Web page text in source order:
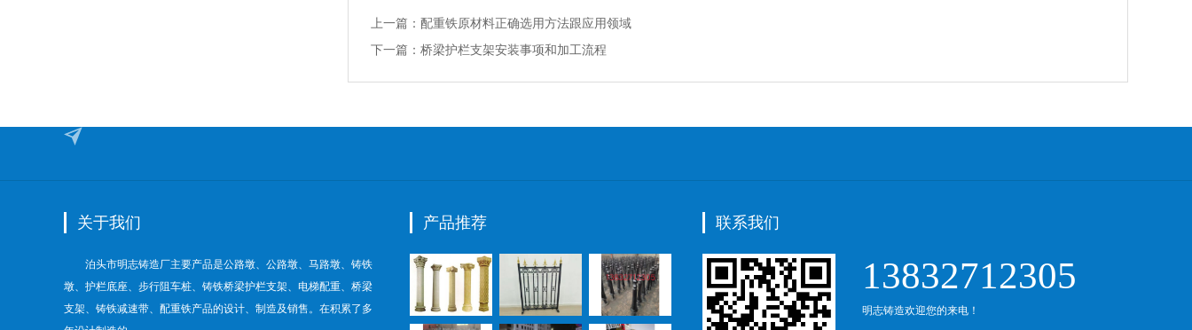
上一篇： 配重铁原材料正确选用方法跟应用领域
下一篇： 桥梁护栏支架安装事项和加工流程
关于我们
泊头市明志铸造厂主要产品是公路墩、公路墩、马路墩、铸铁
墩、护栏底座、步行阻车桩、铸铁桥梁护栏支架、电梯配重、桥梁
支架、铸铁减速带、配重铁产品的设计、制造及销售。在积累了多
产品推荐 联系我们
13832712305
明志铸造欢迎您的来电！